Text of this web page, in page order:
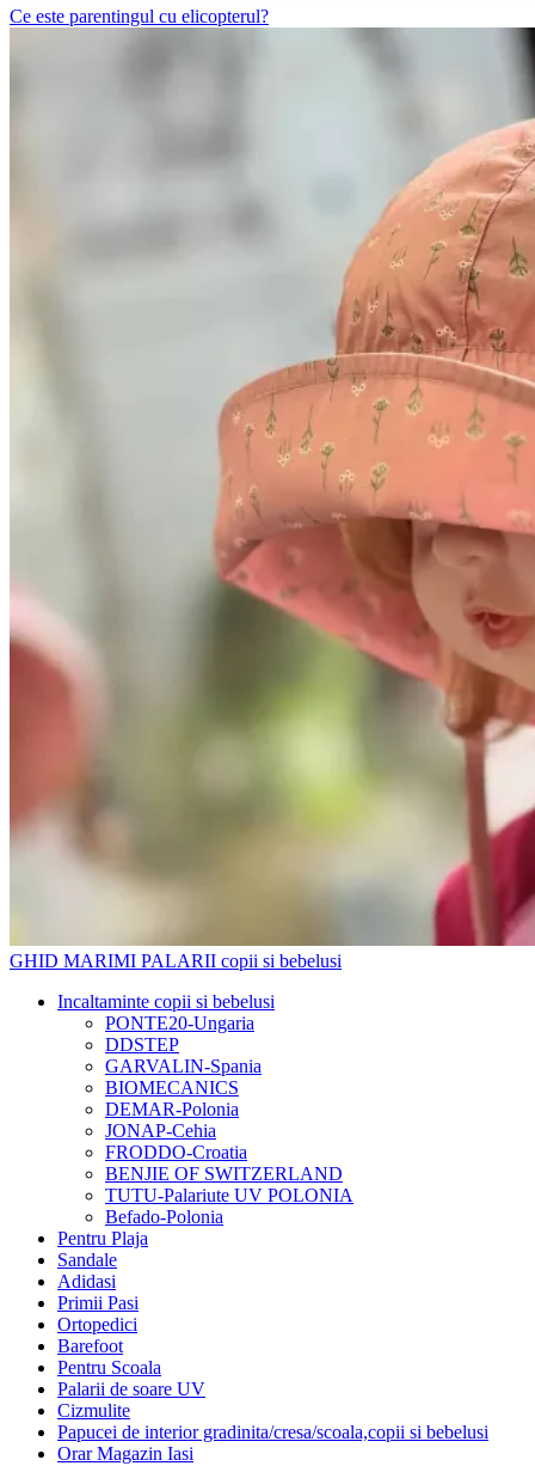
Ce este parentingul cu elicopterul?
GHID MARIMI PALARII copii si bebelusi
Incaltaminte copii si bebelusi
PONTE20-Ungaria
DDSTEP
GARVALIN-Spania
BIOMECANICS
DEMAR-Polonia
JONAP-Cehia
FRODDO-Croatia
BENJIE OF SWITZERLAND
TUTU-Palariute UV POLONIA
Befado-Polonia
Pentru Plaja
Sandale
Adidasi
Primii Pasi
Ortopedici
Barefoot
Pentru Scoala
Palarii de soare UV
Cizmulite
Papucei de interior gradinita/cresa/scoala,copii si bebelusi
Orar Magazin Iasi